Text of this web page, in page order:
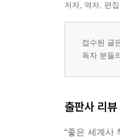
저자, 역자, 편
접수된 글
독자 분들
출판사 리뷰
“좋은 세계사